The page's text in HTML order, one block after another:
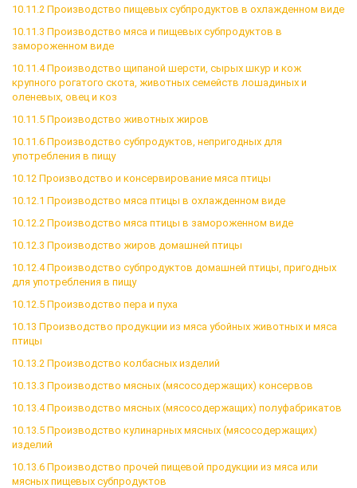
10.11.2 Производство пищевых субпродуктов в охлажденном виде
10.11.3 Производство мяса и пищевых субпродуктов в
замороженном виде
10.11.4 Производство щипаной шерсти, сырых шкур и кож
крупного рогатого скота, животных семейств лошадиных и
оленевых, овец и коз
10.11.5 Производство животных жиров
10.11.6 Производство субпродуктов, непригодных для
употребления в пищу
10.12 Производство и консервирование мяса птицы
10.12.1 Производство мяса птицы в охлажденном виде
10.12.2 Производство мяса птицы в замороженном виде
10.12.3 Производство жиров домашней птицы
10.12.4 Производство субпродуктов домашней птицы, пригодных
для употребления в пищу
10.12.5 Производство пера и пуха
10.13 Производство продукции из мяса убойных животных и мяса
птицы
10.13.2 Производство колбасных изделий
10.13.3 Производство мясных (мясосодержащих) консервов
10.13.4 Производство мясных (мясосодержащих) полуфабрикатов
10.13.5 Производство кулинарных мясных (мясосодержащих)
изделий
10.13.6 Производство прочей пищевой продукции из мяса или
мясных пищевых субпродуктов